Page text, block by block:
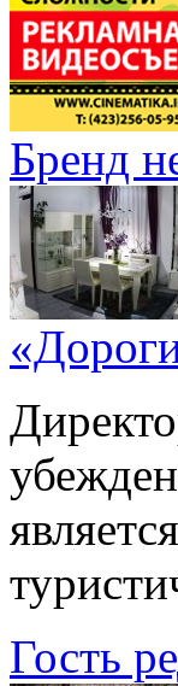
Бренд
Гость